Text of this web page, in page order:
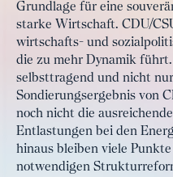
Grundlage für eine
starke Wirtschaft. CDU/
wirtschafts- und
die zu mehr Dynamik
selbsttragend und nicht
Sondierungsergebnis von
noch nicht die
Entlastungen bei den
hinaus bleiben viele
notwendigen